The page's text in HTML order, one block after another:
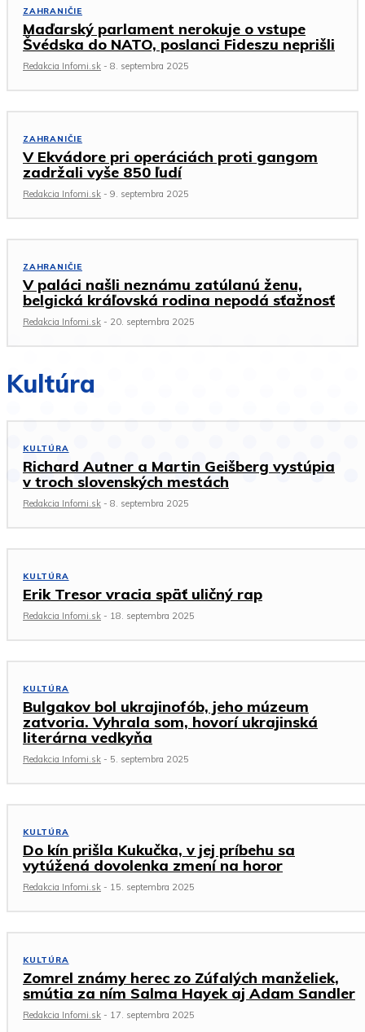
ZAHRANIČIE
Maďarský parlament nerokuje o vstupe
Švédska do NATO, poslanci Fideszu neprišli
Redakcia Infomi.sk - 8. septembra 2025
ZAHRANIČIE
V Ekvádore pri operáciách proti gangom
zadržali vyše 850 ľudí
Redakcia Infomi.sk - 9. septembra 2025
ZAHRANIČIE
V paláci našli neznámu zatúlanú ženu,
belgická kráľovská rodina nepodá sťažnosť
Redakcia Infomi.sk - 20. septembra 2025
Kultúra
KULTÚRA
Richard Autner a Martin Geišberg vystúpia
v troch slovenských mestách
Redakcia Infomi.sk - 8. septembra 2025
KULTÚRA
Erik Tresor vracia späť uličný rap
Redakcia Infomi.sk - 18. septembra 2025
KULTÚRA
Bulgakov bol ukrajinofób, jeho múzeum
zatvoria. Vyhrala som, hovorí ukrajinská
literárna vedkyňa
Redakcia Infomi.sk - 5. septembra 2025
KULTÚRA
Do kín prišla Kukučka, v jej príbehu sa
vytúžená dovolenka zmení na horor
Redakcia Infomi.sk - 15. septembra 2025
KULTÚRA
Zomrel známy herec zo Zúfalých manželiek,
smútia za ním Salma Hayek aj Adam Sandler
Redakcia Infomi.sk - 17. septembra 2025